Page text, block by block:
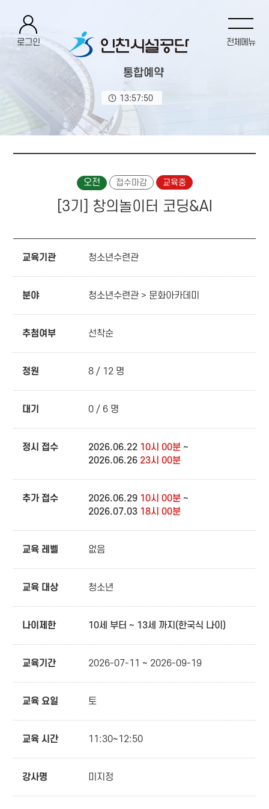
통합예약
13:57:50
전체메뉴
로그인
오전 접수마감 교육중
[3기] 창의놀이터 코딩&AI
교육기관 청소년수련관
분야 청소년수련관 > 문화아카데미
추첨여부 선착순
정원 8 / 12 명
대기 0 / 6 명
정시 접수 2026.06.22 10시 00분 ~
2026.06.26 23시 00분
추가 접수 2026.06.29 10시 00분 ~
2026.07.03 18시 00분
교육 레벨 없음
교육 대상 청소년
나이제한 10세 부터 ~ 13세 까지(한국식 나이)
교육기간 2026-07-11 ~ 2026-09-19
교육 요일 토
교육 시간 11:30~12:50
강사명 미지정